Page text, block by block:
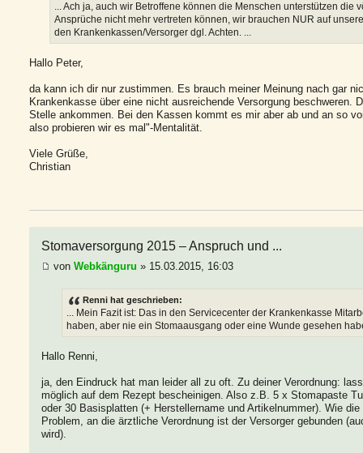
... Ach ja, auch wir Betroffene können die Menschen unterstützen die
Ansprüche nicht mehr vertreten können, wir brauchen NUR auf
den Krankenkassen/Versorger dgl. Achten. ...
Hallo Peter,
da kann ich dir nur zustimmen. Es brauch meiner Meinung nach gar
Krankenkasse über eine nicht ausreichende Versorgung beschweren.
Stelle ankommen. Bei den Kassen kommt es mir aber ab und an so
also probieren wir es mal"-Mentalität.
Viele Grüße,
Christian
Stomaversorgung 2015 – Anspruch und ...
von Webkänguru » 15.03.2015, 16:03
Renni hat geschrieben:
... Mein Fazit ist: Das in den Servicecenter der Krankenkasse
haben, aber nie ein Stomaausgang oder eine Wunde gesehen
Hallo Renni,
ja, den Eindruck hat man leider all zu oft. Zu deiner Verordnung:
möglich auf dem Rezept bescheinigen. Also z.B. 5 x Stomapaste
oder 30 Basisplatten (+ Herstellername und Artikelnummer). Wie
Problem, an die ärztliche Verordnung ist der Versorger gebunden
wird).